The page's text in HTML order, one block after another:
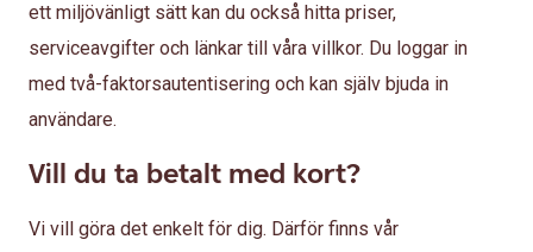
ett miljövänligt sätt kan du också hitta priser,
serviceavgifter och länkar till våra villkor. Du loggar in
med två-faktorsautentisering och kan själv bjuda in
användare.
Vill du ta betalt med kort?
Vi vill göra det enkelt för dig. Därför finns vår